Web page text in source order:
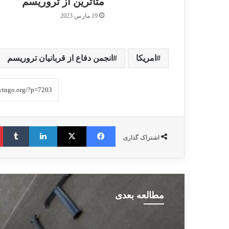
19 مارس 2023
امریکا انجمن دفاع از قربانیان تروریسم
اشتراک گذاری
فیس بوک X لینکدین
مطالعه بعدی